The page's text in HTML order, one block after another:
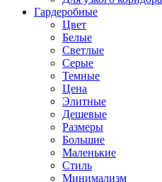
Гардеробные
Цвет
Белые
Светлые
Серые
Темные
Цена
Элитные
Дешевые
Размеры
Большие
Маленькие
Стиль
Минимализм